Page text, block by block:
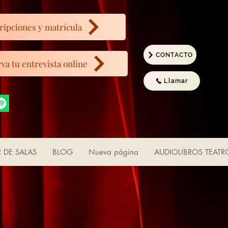
tu entrevista online
Llamar
CONTACTO
y matrícula
DE SALAS BLOG Nueva página AUDIOLIBROS